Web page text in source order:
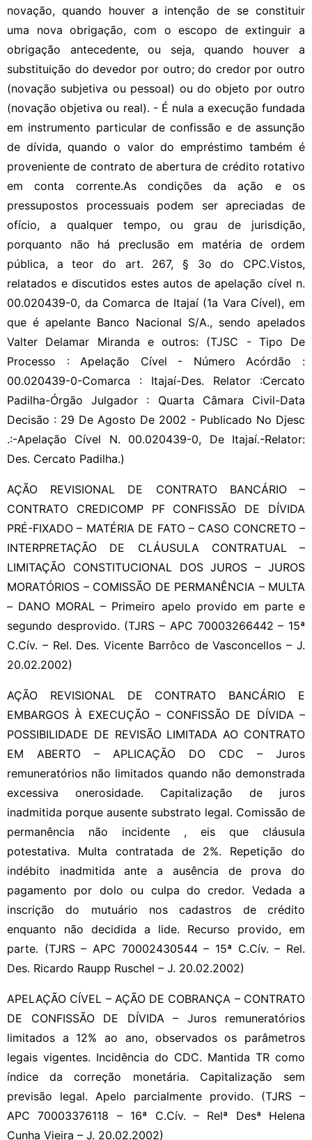
novação, quando houver a intenção de se constituir
uma nova obrigação, com o escopo de extinguir a
obrigação antecedente, ou seja, quando houver a
substituição do devedor por outro; do credor por outro
(novação subjetiva ou pessoal) ou do objeto por outro
(novação objetiva ou real). - É nula a execução fundada
em instrumento particular de confissão e de assunção
de dívida, quando o valor do empréstimo também é
proveniente de contrato de abertura de crédito rotativo
em conta corrente.As condições da ação e os
pressupostos processuais podem ser apreciadas de
ofício, a qualquer tempo, ou grau de jurisdição,
porquanto não há preclusão em matéria de ordem
pública, a teor do art. 267, § 3o do CPC.Vistos,
relatados e discutidos estes autos de apelação cível n.
00.020439-0, da Comarca de Itajaí (1a Vara Cível), em
que é apelante Banco Nacional S/A., sendo apelados
Valter Delamar Miranda e outros: (TJSC - Tipo De
Processo : Apelação Cível - Número Acórdão :
00.020439-0-Comarca : Itajaí-Des. Relator :Cercato
Padilha-Órgão Julgador : Quarta Câmara Civil-Data
Decisão : 29 De Agosto De 2002 - Publicado No Djesc
.:-Apelação Cível N. 00.020439-0, De Itajaí.-Relator:
Des. Cercato Padilha.)
AÇÃO REVISIONAL DE CONTRATO BANCÁRIO –
CONTRATO CREDICOMP PF CONFISSÃO DE DÍVIDA
PRÉ-FIXADO – MATÉRIA DE FATO – CASO CONCRETO –
INTERPRETAÇÃO DE CLÁUSULA CONTRATUAL –
LIMITAÇÃO CONSTITUCIONAL DOS JUROS – JUROS
MORATÓRIOS – COMISSÃO DE PERMANÊNCIA – MULTA
– DANO MORAL – Primeiro apelo provido em parte e
segundo desprovido. (TJRS – APC 70003266442 – 15ª
C.Cív. – Rel. Des. Vicente Barrôco de Vasconcellos – J.
20.02.2002)
AÇÃO REVISIONAL DE CONTRATO BANCÁRIO E
EMBARGOS À EXECUÇÃO – CONFISSÃO DE DÍVIDA –
POSSIBILIDADE DE REVISÃO LIMITADA AO CONTRATO
EM ABERTO – APLICAÇÃO DO CDC – Juros
remuneratórios não limitados quando não demonstrada
excessiva onerosidade. Capitalização de juros
inadmitida porque ausente substrato legal. Comissão de
permanência não incidente , eis que cláusula
potestativa. Multa contratada de 2%. Repetição do
indébito inadmitida ante a ausência de prova do
pagamento por dolo ou culpa do credor. Vedada a
inscrição do mutuário nos cadastros de crédito
enquanto não decidida a lide. Recurso provido, em
parte. (TJRS – APC 70002430544 – 15ª C.Cív. – Rel.
Des. Ricardo Raupp Ruschel – J. 20.02.2002)
APELAÇÃO CÍVEL – AÇÃO DE COBRANÇA – CONTRATO
DE CONFISSÃO DE DÍVIDA – Juros remuneratórios
limitados a 12% ao ano, observados os parâmetros
legais vigentes. Incidência do CDC. Mantida TR como
índice da correção monetária. Capitalização sem
previsão legal. Apelo parcialmente provido. (TJRS –
APC 70003376118 – 16ª C.Cív. – Relª Desª Helena
Cunha Vieira – J. 20.02.2002)